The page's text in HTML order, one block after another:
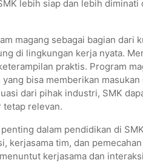
lebih siap dan lebih
magang sebagai bagian dari
di lingkungan kerja nyata.
praktis. Program
bisa memberikan
dari pihak industri, SMK
tetap relevan.
dalam pendidikan di
kerjasama tim, dan
kerjasama dan